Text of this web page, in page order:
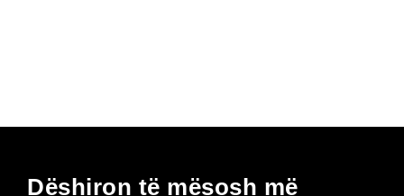
Dëshiron të mësosh më